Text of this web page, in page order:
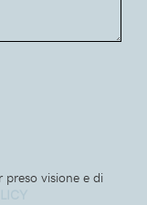
visione e di